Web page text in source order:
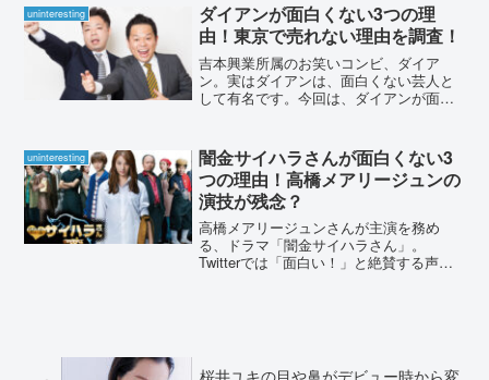
uninteresting
ダイアンが面白くない3つの理
由！東京で売れない理由を調査！
吉本興業所属のお笑いコンビ、ダイア
ン。実はダイアンは、面白くない芸人と
して有名です。今回は、ダイアンが面白
つの理由！東京で売れない理由を調査！
2018年4月より、活動...
uninteresting
闇金サイハラさんが面白くない3
つの理由！高橋メアリージュンの
演技が残念？
高橋メアリージュンさんが主演を務め
る、ドラマ「闇金サイハラさん」。
Twitterでは「面白い！」と絶賛する声も